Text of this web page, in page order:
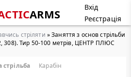
ARMS
Вхід
Реєстрація
стріляти » Заняття з основ стрільби
308). Тир 50-100 метрів, ЦЕНТР ПЛЮС
Карабін